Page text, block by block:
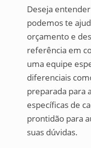
Deseja
podemos te
orçamento e
referência em
uma equipe
diferenciais
preparada para
específicas de
prontidão para
suas dúvidas.